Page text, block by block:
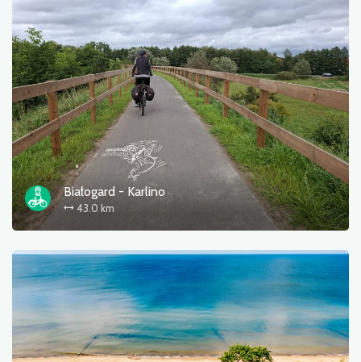
Białogard - Karlino
43.0 km